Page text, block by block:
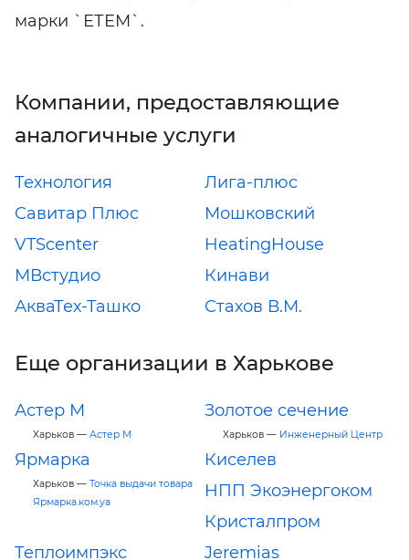
марки `ЕТЕМ`.
Компании, предоставляющие
аналогичные услуги
Технология
Лига-плюс
Савитар Плюс
Мошковский
VTScenter
HeatingHouse
МВстудио
Кинави
АкваТех-Ташко
Стахов В.М.
Еще организации в Харькове
Астер М
Харьков — Астер М
Золотое сечение
Харьков — Инженерный Центр
Ярмарка
Харьков — Точка выдачи товара
Ярмарка.ком.уа
Киселев
НПП Экоэнергоком
Кристалпром
Теплоимпэкс
Jeremias